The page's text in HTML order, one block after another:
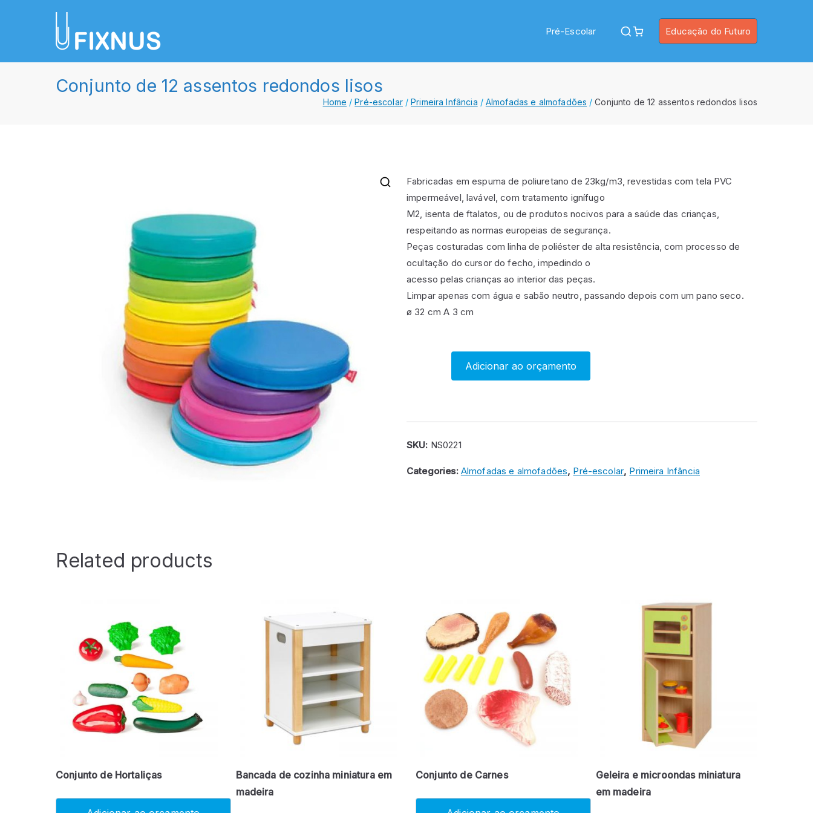
Pré-Escolar Educação do Futuro
Conjunto de 12 assentos redondos lisos
Home Pré-escolar Primeira Infância Almofadas e almofadões Conjunto de 12 assentos redondos lisos
Fabricadas em espuma de poliuretano de 23kg/m3, revestidas com tela PVC
impermeável, lavável, com tratamento ignífugo
M2, isenta de ftalatos, ou de produtos nocivos para a saúde das crianças,
respeitando as normas europeias de segurança.
Peças costuradas com linha de poliéster de alta resistência, com processo de
ocultação do cursor do fecho, impedindo o
acesso pelas crianças ao interior das peças.
Limpar apenas com água e sabão neutro, passando depois com um pano seco.
ø 32 cm A 3 cm
assentos
redondos
quantity
Adicionar ao orçamento
SKU: NS0221
Categories: Almofadas e almofadões, Pré-escolar, Primeira Infância
Related products
Conjunto de Hortaliças
Bancada de cozinha miniatura em
madeira
Conjunto de Carnes
Geleira e microondas miniatura
em madeira